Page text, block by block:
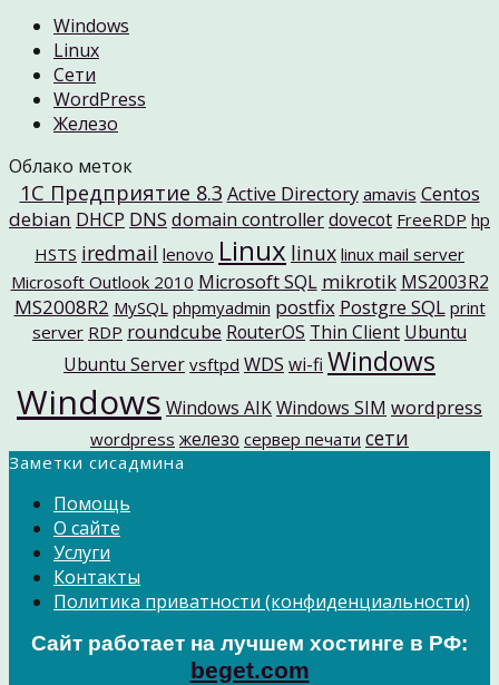
Windows
Linux
Cети
WordPress
Железо
Облако меток
1C Предприятие 8.3 Active Directory amavis Centos
debian DHCP DNS domain controllerdovecot FreeRDP hp
HSTS iredmail lenovo Linux linux linux mail server
Microsoft Outlook 2010 Microsoft SQL mikrotik MS2003R2
MS2008R2 MySQL phpmyadmin postfix Postgre SQL print
server RDP roundcube RouterOS Thin Client Ubuntu
Ubuntu Server vsftpd WDS wi-fi Windows
Windows Windows AIKWindows SIM wordpress
wordpress железо сервер печати сети
Заметки сисадмина
Помощь
О сайте
Услуги
Контакты
Политика приватности (конфиденциальности)
Сайт работает на лучшем хостинге в РФ:
beget.com